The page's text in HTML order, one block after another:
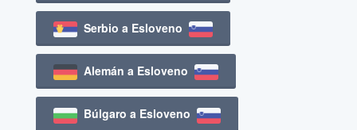
Serbio a Esloveno
Alemán a Esloveno
Búlgaro a Esloveno